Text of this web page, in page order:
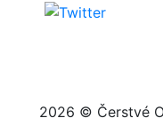
2026 © Čerstvé